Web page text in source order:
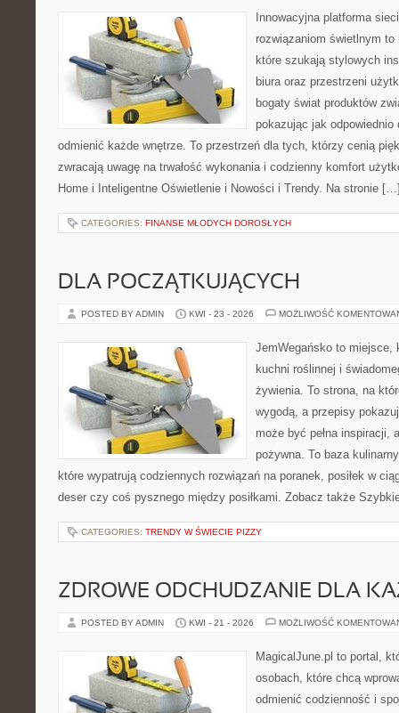
Innowacyjna platforma
rozwiązaniom świetlnym
które szukają stylowych
biura oraz przestrzeni
bogaty świat produktów
pokazując jak odpowiednio
odmienić każde wnętrze. To przestrzeń dla tych, którzy cenią
zwracają uwagę na trwałość wykonania i codzienny komfort
Home i Inteligentne Oświetlenie i Nowości i Trendy. Na stronie
CATEGORIES: FINANSE MŁODYCH DOROSŁYCH
DLA POCZĄTKUJĄCYCH
POSTED BY ADMIN KWI - 23 - 2026 MOŻLIWOŚĆ
JemWegańsko to miejsce,
kuchni roślinnej i
żywienia. To strona, na
wygodą, a przepisy
może być pełna inspiracji,
pożywna. To baza
które wypatrują codziennych rozwiązań na poranek, posiłek w
deser czy coś pysznego między posiłkami. Zobacz także
CATEGORIES: TRENDY W ŚWIECIE PIZZY
ZDROWE ODCHUDZANIE DLA
POSTED BY ADMIN KWI - 21 - 2026 MOŻLIWOŚĆ
MagicalJune.pl to portal,
osobach, które chcą
odmienić codzienność i